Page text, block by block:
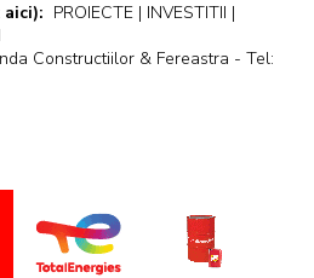
PROIECTE | INVESTITII |
Constructiilor & Fereastra - Tel: